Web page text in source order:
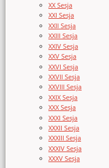
XX Sesja
XXI Sesja
XXII Sesja
XXIII Sesja
XXIV Sesja
XXV Sesja
XXVI Sesja
XXVII Sesja
XXVIII Sesja
XXIX Sesja
XXX Sesja
XXXI Sesja
XXXII Sesja
XXXIII Sesja
XXXIV Sesja
XXXV Sesja